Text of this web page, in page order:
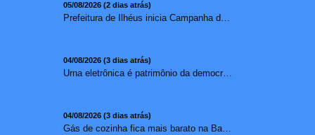
05/08/2026 (2 dias atrás)
Prefeitura de Ilhéus inicia Campanha de Multivacinação 2026
04/08/2026 (3 dias atrás)
Urna eletrônica é patrimônio da democracia, diz presidente do TSE
04/08/2026 (3 dias atrás)
Gás de cozinha fica mais barato na Bahia após redução de 7,1%